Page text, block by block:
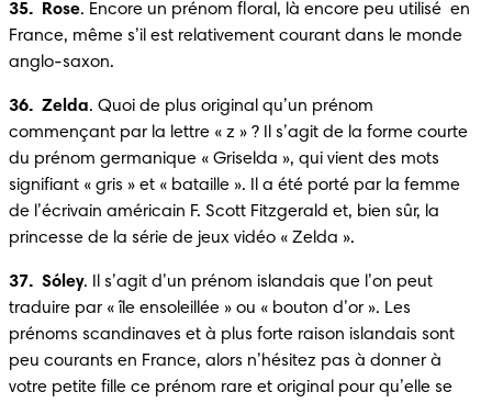
35.  Rose. Encore un prénom floral, là encore peu utilisé  en
France, même s’il est relativement courant dans le monde
anglo-saxon.
36.  Zelda. Quoi de plus original qu’un prénom
commençant par la lettre « z » ? Il s’agit de la forme courte
du prénom germanique « Griselda », qui vient des mots
signifiant « gris » et « bataille ». Il a été porté par la femme
de l’écrivain américain F. Scott Fitzgerald et, bien sûr, la
princesse de la série de jeux vidéo « Zelda ».
37.  Sóley. Il s’agit d’un prénom islandais que l’on peut
traduire par « île ensoleillée » ou « bouton d’or ». Les
prénoms scandinaves et à plus forte raison islandais sont
peu courants en France, alors n’hésitez pas à donner à
votre petite fille ce prénom rare et original pour qu’elle se